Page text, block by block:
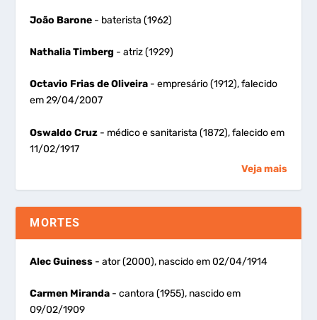
João Barone - baterista (1962)
Nathalia Timberg - atriz (1929)
Octavio Frias de Oliveira - empresário (1912), falecido
em 29/04/2007
Oswaldo Cruz - médico e sanitarista (1872), falecido em
11/02/1917
Veja mais
MORTES
Alec Guiness - ator (2000), nascido em 02/04/1914
Carmen Miranda - cantora (1955), nascido em
09/02/1909